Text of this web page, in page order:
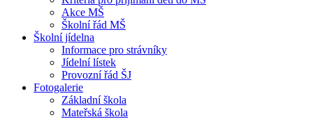
Akce MŠ
Školní řád MŠ
Školní jídelna
Informace pro strávníky
Jídelní lístek
Provozní řád ŠJ
Fotogalerie
Základní škola
Mateřská škola